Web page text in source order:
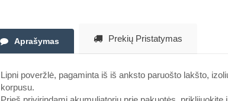
Aprašymas Prekių Pristatymas
Lipni poveržlė, pagaminta iš iš anksto paruošto lakšto,
korpusu.